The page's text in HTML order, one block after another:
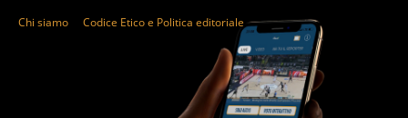
Chi siamo Codice Etico e Politica editoriale